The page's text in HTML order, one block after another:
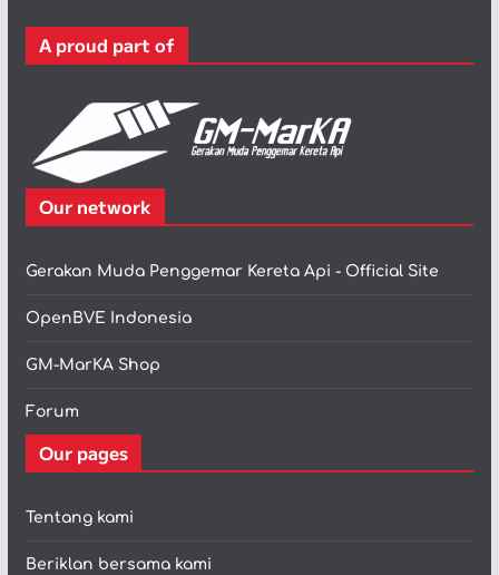
r
A proud part of
Our network
Gerakan Muda Penggemar Kereta Api - Official Site
OpenBVE Indonesia
GM-MarKA Shop
Forum
Our pages
Tentang kami
Beriklan bersama kami